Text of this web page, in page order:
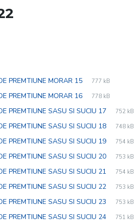
PREMTIUNE MORAR 15
File
pdf
File
777 kB
PREMTIUNE MORAR 16
File
pdf
File
778 kB
PREMTIUNE SASU SI SUCIU 17
File
pdf
File
752 kB
PREMTIUNE SASU SI SUCIU 18
File
pdf
File
748 kB
PREMTIUNE SASU SI SUCIU 19
File
pdf
File
754 kB
PREMTIUNE SASU SI SUCIU 20
File
pdf
File
753 kB
PREMTIUNE SASU SI SUCIU 21
File
pdf
File
754 kB
PREMTIUNE SASU SI SUCIU 22
File
pdf
File
753 kB
PREMTIUNE SASU SI SUCIU 23
File
pdf
File
753 kB
PREMTIUNE SASU SI SUCIU 24
File
pdf
File
751 kB